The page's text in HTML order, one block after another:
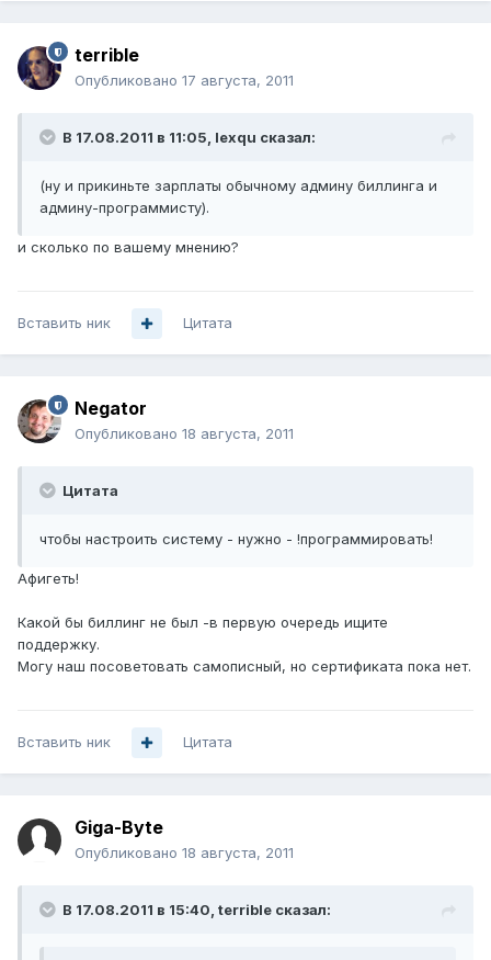
terrible
Опубликовано 17 августа, 2011
В 17.08.2011 в 11:05, lexqu сказал:
(ну и прикиньте зарплаты обычному админу биллинга и
админу-программисту).
и сколько по вашему мнению?
Вставить ник Цитата
Negator
Опубликовано 18 августа, 2011
Цитата
чтобы настроить систему - нужно - !программировать!
Афигеть!
Какой бы биллинг не был -в первую очередь ищите
поддержку.
Могу наш посоветовать самописный, но сертификата пока нет.
Вставить ник Цитата
Giga-Byte
Опубликовано 18 августа, 2011
В 17.08.2011 в 15:40, terrible сказал: